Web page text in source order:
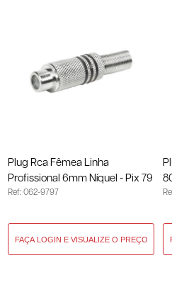
Plug Rca Fêmea Linha
Profissional 6mm Níquel - Pix 79
Ref: 062-9797